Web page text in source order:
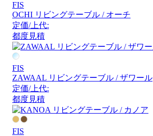
FIS
OCHI リビングテーブル / オーチ
定価/上代:
都度見積
FIS
ZAWAAL リビングテーブル / ザワール
定価/上代:
都度見積
FIS